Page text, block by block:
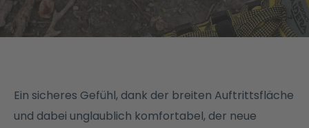
Ein sicheres Gefühl, dank der breiten Auftrittsfläche
und dabei unglaublich komfortabel, der neue